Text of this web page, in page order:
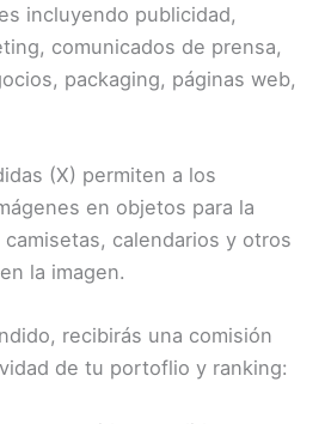
incluyendo publicidad,
comunicados de prensa,
packaging, páginas web,
(X) permiten a los
en objetos para la
calendarios y otros
la imagen.
recibirás una comisión
de tu portoflio y ranking: